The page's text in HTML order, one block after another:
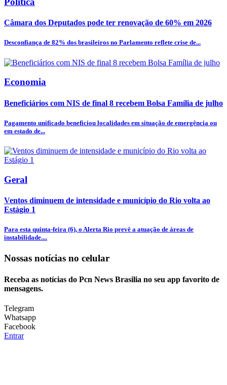
Câmara dos Deputados pode ter renovação de 60% em 2026
Desconfiança de 82% dos brasileiros no Parlamento reflete crise de...
Economia
Beneficiários com NIS de final 8 recebem Bolsa Família de julho
Pagamento unificado beneficiou localidades em situação de emergência ou
em estado de...
Geral
Ventos diminuem de intensidade e município do Rio volta ao
Estágio 1
Para esta quinta-feira (6), o Alerta Rio prevê a atuação de áreas de
instabilidade....
Nossas notícias no celular
Receba as notícias do Pcn News Brasilia no seu app favorito de
mensagens.
Telegram
Whatsapp
Facebook
Entrar